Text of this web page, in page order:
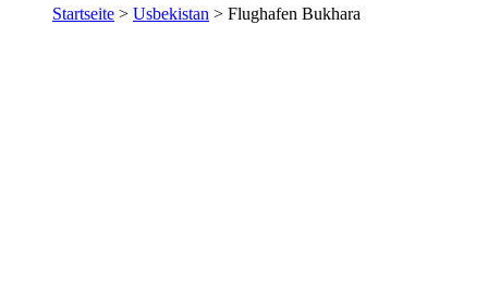
Startseite > Usbekistan > Flughafen Bukhara